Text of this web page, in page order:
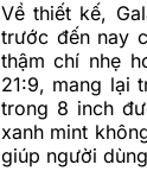
Về thiết kế,
trước đến nay
thậm chí nhẹ
21:9, mang lại
trong 8 inch
xanh mint
giúp người